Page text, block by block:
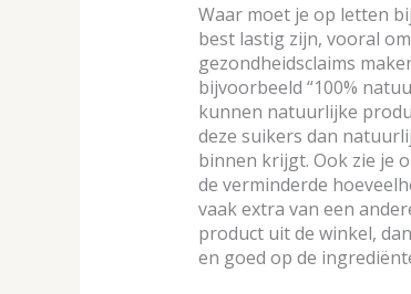
Waar moet je op letten
best lastig zijn, vooral
gezondheidsclaims
bijvoorbeeld “100%
kunnen natuurlijke
deze suikers dan
binnen krijgt. Ook zie je
de verminderde
vaak extra van een
product uit de winkel,
en goed op de